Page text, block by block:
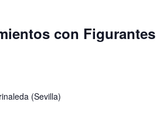
con Figurantes
(Sevilla)